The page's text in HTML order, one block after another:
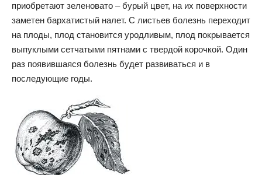
приобретают зеленовато – бурый цвет, на их поверхности
заметен бархатистый налет. С листьев болезнь переходит
на плоды, плод становится уродливым, плод покрывается
выпуклыми сетчатыми пятнами с твердой корочкой. Один
раз появившаяся болезнь будет развиваться и в
последующие годы.